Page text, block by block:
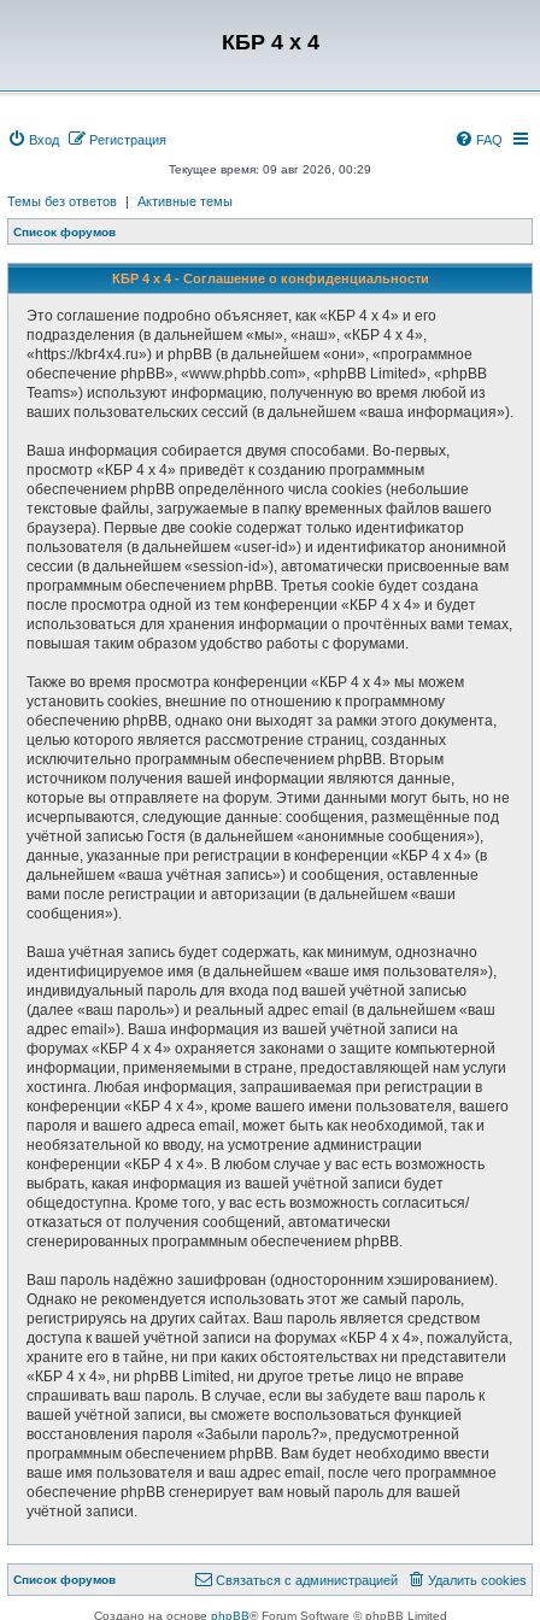
КБР 4 x 4
Вход Регистрация FAQ
Текущее время: 09 авг 2026, 00:29
Темы без ответов | Активные темы
Список форумов
КБР 4 x 4 - Соглашение о конфиденциальности
Это соглашение подробно объясняет, как «КБР 4 x 4» и его
подразделения (в дальнейшем «мы», «наш», «КБР 4 x 4»,
«https://kbr4x4.ru») и phpBB (в дальнейшем «они», «программное
обеспечение phpBB», «www.phpbb.com», «phpBB Limited», «phpBB
Teams») используют информацию, полученную во время любой из
ваших пользовательских сессий (в дальнейшем «ваша информация»).
Ваша информация собирается двумя способами. Во-первых,
просмотр «КБР 4 x 4» приведёт к созданию программным
обеспечением phpBB определённого числа cookies (небольшие
текстовые файлы, загружаемые в папку временных файлов вашего
браузера). Первые две cookie содержат только идентификатор
пользователя (в дальнейшем «user-id») и идентификатор анонимной
сессии (в дальнейшем «session-id»), автоматически присвоенные вам
программным обеспечением phpBB. Третья cookie будет создана
после просмотра одной из тем конференции «КБР 4 x 4» и будет
использоваться для хранения информации о прочтённых вами темах,
повышая таким образом удобство работы с форумами.
Также во время просмотра конференции «КБР 4 x 4» мы можем
установить cookies, внешние по отношению к программному
обеспечению phpBB, однако они выходят за рамки этого документа,
целью которого является рассмотрение страниц, созданных
исключительно программным обеспечением phpBB. Вторым
источником получения вашей информации являются данные,
которые вы отправляете на форум. Этими данными могут быть, но не
исчерпываются, следующие данные: сообщения, размещённые под
учётной записью Гостя (в дальнейшем «анонимные сообщения»),
данные, указанные при регистрации в конференции «КБР 4 x 4» (в
дальнейшем «ваша учётная запись») и сообщения, оставленные
вами после регистрации и авторизации (в дальнейшем «ваши
сообщения»).
Ваша учётная запись будет содержать, как минимум, однозначно
идентифицируемое имя (в дальнейшем «ваше имя пользователя»),
индивидуальный пароль для входа под вашей учётной записью
(далее «ваш пароль») и реальный адрес email (в дальнейшем «ваш
адрес email»). Ваша информация из вашей учётной записи на
форумах «КБР 4 x 4» охраняется законами о защите компьютерной
информации, применяемыми в стране, предоставляющей нам услуги
хостинга. Любая информация, запрашиваемая при регистрации в
конференции «КБР 4 x 4», кроме вашего имени пользователя, вашего
пароля и вашего адреса email, может быть как необходимой, так и
необязательной ко вводу, на усмотрение администрации
конференции «КБР 4 x 4». В любом случае у вас есть возможность
выбрать, какая информация из вашей учётной записи будет
общедоступна. Кроме того, у вас есть возможность согласиться/
отказаться от получения сообщений, автоматически
сгенерированных программным обеспечением phpBB.
Ваш пароль надёжно зашифрован (односторонним хэшированием).
Однако не рекомендуется использовать этот же самый пароль,
регистрируясь на других сайтах. Ваш пароль является средством
доступа к вашей учётной записи на форумах «КБР 4 x 4», пожалуйста,
храните его в тайне, ни при каких обстоятельствах ни представители
«КБР 4 x 4», ни phpBB Limited, ни другое третье лицо не вправе
спрашивать ваш пароль. В случае, если вы забудете ваш пароль к
вашей учётной записи, вы сможете воспользоваться функцией
восстановления пароля «Забыли пароль?», предусмотренной
программным обеспечением phpBB. Вам будет необходимо ввести
ваше имя пользователя и ваш адрес email, после чего программное
обеспечение phpBB сгенерирует вам новый пароль для вашей
учётной записи.
Список форумов Удалить cookies
Связаться с
Связаться с администрацией
Создано на основе phpBB® Forum Software © phpBB Limited